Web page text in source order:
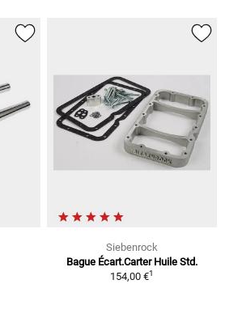
Siebenrock
Bague Écart.Carter Huile Std.
154,00 €1